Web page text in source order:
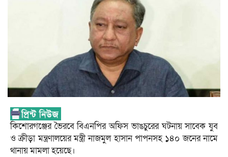
কিশোরগঞ্জের ভৈরবে বিএনপির অফিস ভাঙচুরের ঘটনায় সাবেক যুব
ও ক্রীড়া মন্ত্রণালয়ের মন্ত্রী নাজমুল হাসান পাপনসহ ১৪০ জনের নামে
থানায় মামলা হয়েছে।